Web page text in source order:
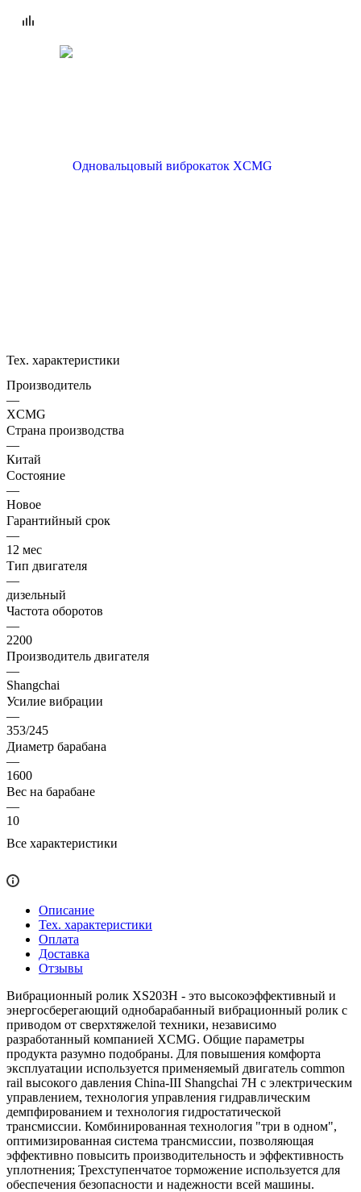
Тех. характеристики
Производитель
—
XCMG
Страна производства
—
Китай
Состояние
—
Новое
Гарантийный срок
—
12 мес
Тип двигателя
—
дизельный
Частота оборотов
—
2200
Производитель двигателя
—
Shangchai
Усилие вибрации
—
353/245
Диаметр барабана
—
1600
Вес на барабане
—
10
Все характеристики
Описание
Тех. характеристики
Оплата
Доставка
Отзывы
Вибрационный ролик XS203H - это высокоэффективный и
энергосберегающий однобарабанный вибрационный ролик с
приводом от сверхтяжелой техники, независимо
разработанный компанией XCMG. Общие параметры
продукта разумно подобраны. Для повышения комфорта
эксплуатации используется применяемый двигатель common
rail высокого давления China-III Shangchai 7H с электрическим
управлением, технология управления гидравлическим
демпфированием и технология гидростатической
трансмиссии. Комбинированная технология "три в одном",
оптимизированная система трансмиссии, позволяющая
эффективно повысить производительность и эффективность
уплотнения; Трехступенчатое торможение используется для
обеспечения безопасности и надежности всей машины.